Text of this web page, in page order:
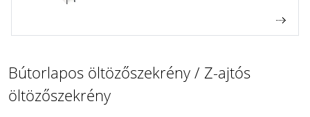
Bútorlapos öltözőszekrény / Z-ajtós
öltözőszekrény